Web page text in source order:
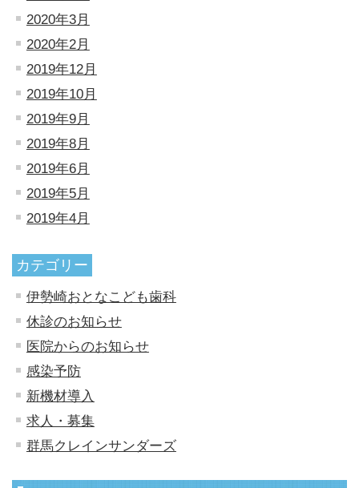
2020年3月
2020年2月
2019年12月
2019年10月
2019年9月
2019年8月
2019年6月
2019年5月
2019年4月
カテゴリー
伊勢崎おとなこども歯科
休診のお知らせ
医院からのお知らせ
感染予防
新機材導入
求人・募集
群馬クレインサンダーズ